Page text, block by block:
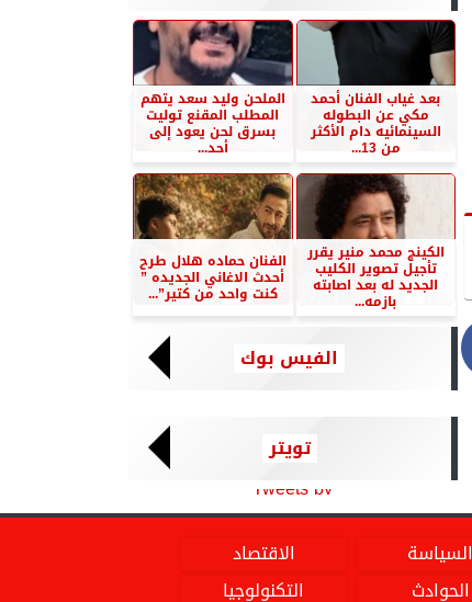
بعد غياب الفنان أحمد
مكي عن البطوله
السينمائيه دام الأكثر
من 13...
الملحن وليد سعد يتهم
المطلب المقنع توليت
بسرق لحن يعود إلى
أحد...
الكينج محمد منير يقرر
تأجيل تصوير الكليب
الجديد له بعد اصابته
بازمه...
الفنان حماده هلال طرح
أحدث الاغاني الجديده ”
كنت واحد من كتير”...
الفيس بوك
تويتر
Tweets by
السياسة
الاقتصاد
الحوادث التكنولوجيا